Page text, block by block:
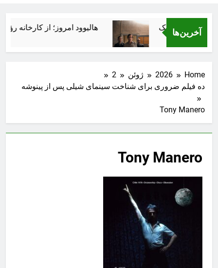
آخرین‌ها هالیوود امروز؛ از کارخانه
Home
2026 ژوئن
2
ده فیلم ضروری برای شناخت سینمای شیلی پس از پینوشه
Tony Manero
Tony Manero